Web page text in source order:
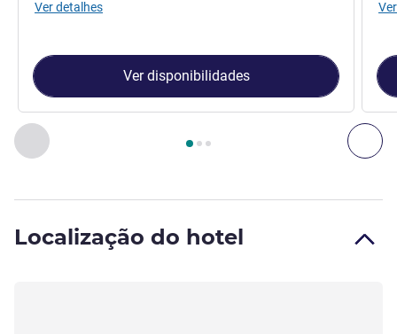
Anterior - Quarto
Página , Quarto 1 : QUARTO DUPLO - Quarto
Ver detalhes
Ver disponibilidades
Localização do hotel